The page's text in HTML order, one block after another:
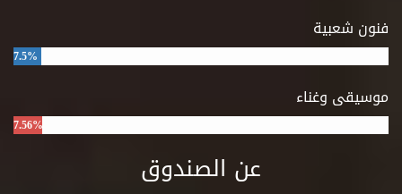
فنون شعبية
7.5%
موسيقى وغناء
7.56%
عن الصندوق